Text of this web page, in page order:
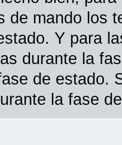
de mando los
Y para
durante la
de estado.
la fase